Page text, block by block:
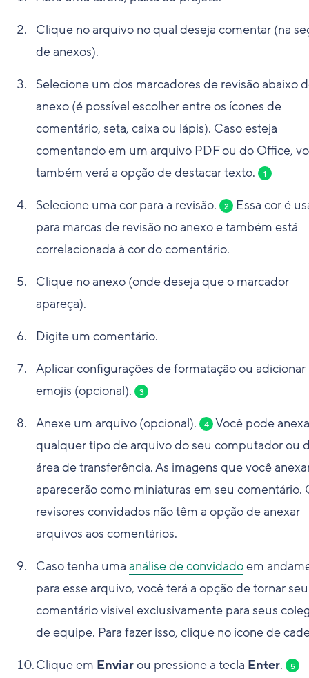
Clique no arquivo no qual deseja comentar (na
de anexos).
Selecione um dos marcadores de revisão abaixo
anexo (é possível escolher entre os ícones de
comentário, seta, caixa ou lápis). Caso esteja
comentando em um arquivo PDF ou do Office,
também verá a opção de destacar texto.
1
Selecione uma cor para a revisão. 2
Essa cor é
para marcas de revisão no anexo e também está
correlacionada à cor do comentário.
Clique no anexo (onde deseja que o marcador
apareça).
Digite um comentário.
Aplicar configurações de formatação ou adicionar
emojis (opcional).
3
Anexe um arquivo (opcional). 4 Você pode
qualquer tipo de arquivo do seu computador ou
área de transferência. As imagens que você
aparecerão como miniaturas em seu comentário.
revisores convidados não têm a opção de anexar
arquivos aos comentários.
Caso tenha uma análise de convidadoem
para esse arquivo, você terá a opção de tornar seu
comentário visível exclusivamente para seus
de equipe. Para fazer isso, clique no ícone de
Clique em Enviarou pressione a tecla Enter. 5